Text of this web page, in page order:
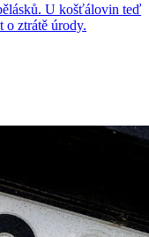
U košťálovin teď
o ztrátě úrody.